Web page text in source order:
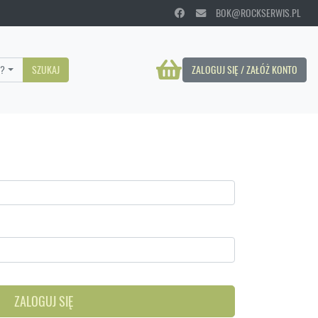
BOK@ROCKSERWIS.PL
ZALOGUJ SIĘ / ZAŁÓŻ KONTO
SZUKAJ
ZALOGUJ SIĘ